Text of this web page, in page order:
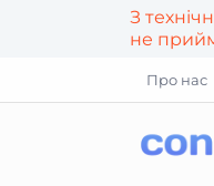
З
не
Про нас